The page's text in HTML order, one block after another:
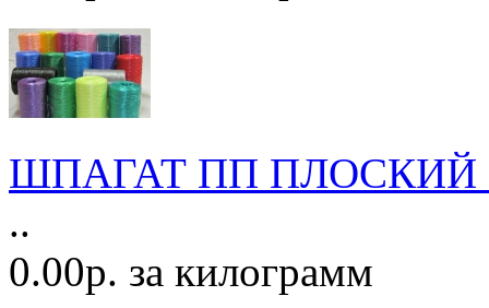
ШПАГАТ ПП ПЛОСКИЙ
..
0.00р. за килограмм